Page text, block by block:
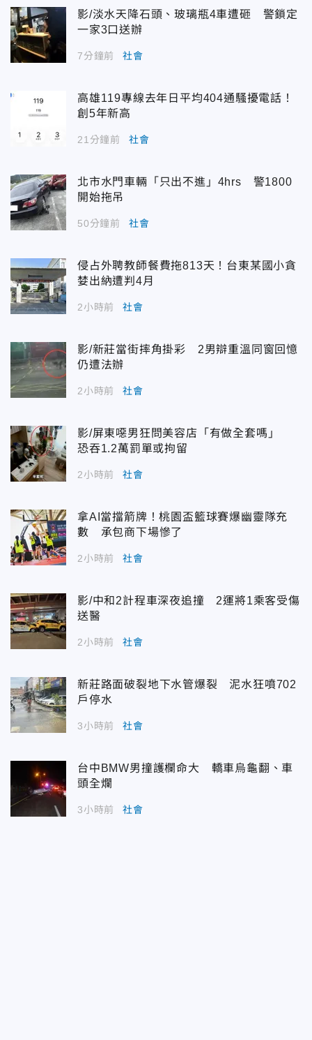
影/淡水天降石頭、玻璃瓶4車遭砸 警鎖定
一家3口送辦
7分鐘前 社會
高雄119專線去年日平均404通騷擾電話！
創5年新高
21分鐘前 社會
北市水門車輛「只出不進」4hrs 警1800
開始拖吊
50分鐘前 社會
侵占外聘教師餐費拖813天！台東某國小貪
婪出納遭判4月
2小時前 社會
影/新莊當街摔角掛彩 2男辯重溫同窗回憶
仍遭法辦
2小時前 社會
影/屏東噁男狂問美容店「有做全套嗎」
恐吞1.2萬罰單或拘留
2小時前 社會
拿AI當擋箭牌！桃園盃籃球賽爆幽靈隊充
數 承包商下場慘了
2小時前 社會
影/中和2計程車深夜追撞 2運將1乘客受傷
送醫
2小時前 社會
新莊路面破裂地下水管爆裂 泥水狂噴702
戶停水
3小時前 社會
台中BMW男撞護欄命大 轎車烏龜翻、車
頭全爛
3小時前 社會